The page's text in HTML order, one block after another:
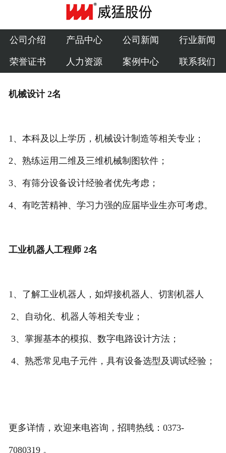
公司介绍
产品中心
公司新闻
人力资源
案例中心
公司介绍 产品中心 公司新闻 行业新闻
荣誉证书 人力资源 案例中心 联系我们
机械设计 2名
1、本科及以上学历，机械设计制造等相关专业；
2、熟练运用二维及三维机械制图软件；
3、有筛分设备设计经验者优先考虑；
4、有吃苦精神、学习力强的应届毕业生亦可考虑。
工业机器人工程师 2名
1、了解工业机器人，如焊接机器人、切割机器人
2、自动化、机器人等相关专业；
3、掌握基本的模拟、数字电路设计方法；
4、熟悉常见电子元件，具有设备选型及调试经验；
更多详情，欢迎来电咨询，招聘热线：0373-
7080319。